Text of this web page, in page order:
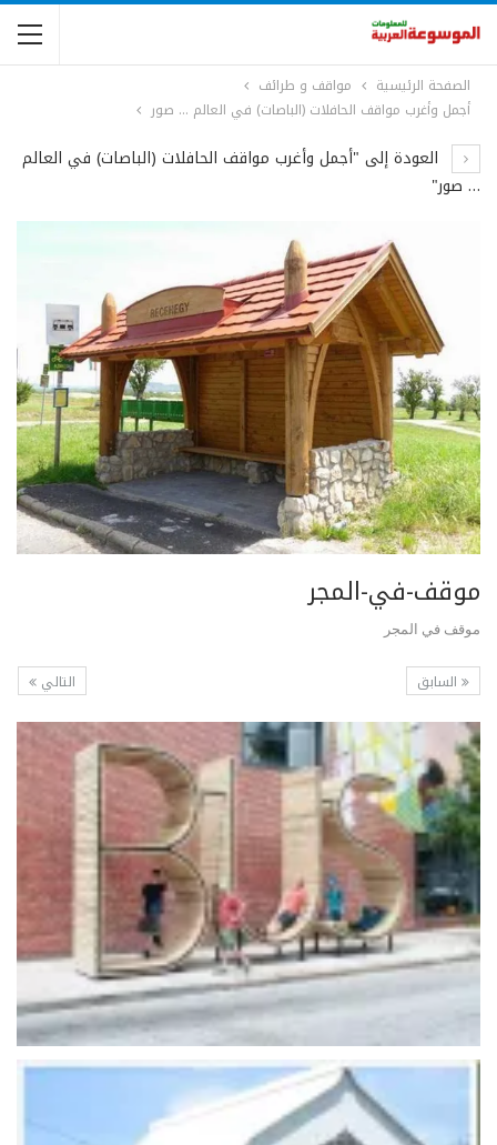
الصفحة الرئيسية
مواقف و طرائف
أجمل وأغرب مواقف الحافلات (الباصات) في العالم … صور
العودة إلى "أجمل وأغرب مواقف الحافلات (الباصات) في العالم
… صور"
موقف-في-المجر
موقف في المجر
التالي السابق